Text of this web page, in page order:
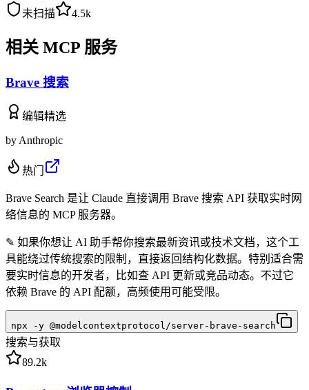
未扫描
4.5k
相关 MCP 服务
Brave 搜索
编辑精选
by Anthropic
热门
Brave Search 是让 Claude 直接调用 Brave 搜索 API 获取实时网
络信息的 MCP 服务器。
✎ 如果你想让 AI 助手帮你搜索最新资讯或技术文档，这个工
具能绕过传统搜索的限制，直接返回结构化数据。特别适合需
要实时信息的开发者，比如查 API 更新或竞品动态。不过它
依赖 Brave 的 API 配额，高频使用可能受限。
npx -y @modelcontextprotocol/server-brave-search
搜索与获取
89.2k